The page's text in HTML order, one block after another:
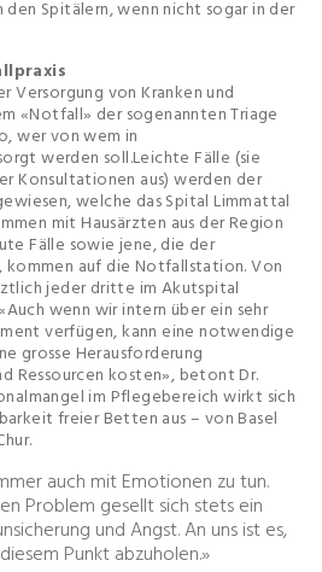
den Spitälern, wenn nicht sogar in der
Versorgung von Kranken und
«Notfall» der sogenannten Triage
wer von wem in
werden soll.Leichte Fälle (sie
Konsultationen aus) werden der
welche das Spital Limmattal
mit Hausärzten aus der Region
Fälle sowie jene, die der
auf die Notfallstation. Von
jeder dritte im Akutspital
wenn wir intern über ein sehr
verfügen, kann eine notwendige
grosse Herausforderung
Ressourcen kosten», betont Dr.
im Pflegebereich wirkt sich
freier Betten aus – von Basel
auch mit Emotionen zu tun.
Problem gesellt sich stets ein
und Angst. An uns ist es,
Punkt abzuholen.»